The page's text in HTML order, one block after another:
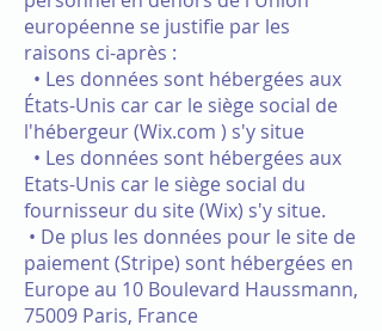
européenne se justifie par les
raisons ci-après :
• Les données sont hébergées aux
États-Unis car car le siège social de
l'hébergeur (Wix.com ) s'y situe
• Les données sont hébergées aux
Etats-Unis car le siège social du
fournisseur du site (Wix) s'y situe.
• De plus les données pour le site de
paiement (Stripe) sont hébergées en
Europe au 10 Boulevard Haussmann,
75009 Paris, France